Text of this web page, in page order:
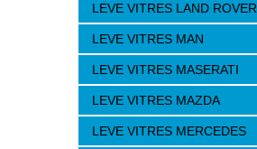
LEVE VITRES LAND ROVER
LEVE VITRES MAN
LEVE VITRES MASERATI
LEVE VITRES MAZDA
LEVE VITRES MERCEDES